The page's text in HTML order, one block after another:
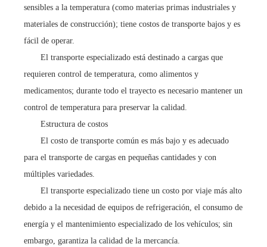
sensibles a la temperatura (como materias primas industriales y
materiales de construcción); tiene costos de transporte bajos y es
fácil de operar.
El transporte especializado está destinado a cargas que
requieren control de temperatura, como alimentos y
medicamentos; durante todo el trayecto es necesario mantener un
control de temperatura para preservar la calidad.
Estructura de costos
El costo de transporte común es más bajo y es adecuado
para el transporte de cargas en pequeñas cantidades y con
múltiples variedades.
El transporte especializado tiene un costo por viaje más alto
debido a la necesidad de equipos de refrigeración, el consumo de
energía y el mantenimiento especializado de los vehículos; sin
embargo, garantiza la calidad de la mercancía.